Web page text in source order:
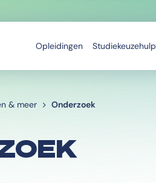
Opleidingen Studiekeuzehulp
& meer Onderzoek